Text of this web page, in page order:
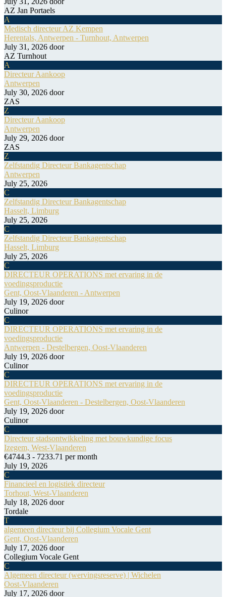
AZ Jan Portaels
A
Medisch directeur AZ Kempen
Herentals, Antwerpen - Turnhout, Antwerpen
July 31, 2026 door
AZ Turnhout
A
Directeur Aankoop
Antwerpen
July 30, 2026 door
ZAS
Z
Directeur Aankoop
Antwerpen
July 29, 2026 door
ZAS
Z
Zelfstandig Directeur Bankagentschap
Antwerpen
July 25, 2026
C
Zelfstandig Directeur Bankagentschap
Hasselt, Limburg
July 25, 2026
C
Zelfstandig Directeur Bankagentschap
Hasselt, Limburg
July 25, 2026
C
DIRECTEUR OPERATIONS met ervaring in de
voedingsproductie
Gent, Oost-Vlaanderen - Antwerpen
July 19, 2026 door
Culinor
C
DIRECTEUR OPERATIONS met ervaring in de
voedingsproductie
Antwerpen - Destelbergen, Oost-Vlaanderen
July 19, 2026 door
Culinor
C
DIRECTEUR OPERATIONS met ervaring in de
voedingsproductie
Gent, Oost-Vlaanderen - Destelbergen, Oost-Vlaanderen
July 19, 2026 door
Culinor
C
Directeur stadsontwikkeling met bouwkundige focus
Izegem, West-Vlaanderen
€4744.3 - 7233.71 per month
July 19, 2026
C
Financieel en logistiek directeur
Torhout, West-Vlaanderen
July 18, 2026 door
Tordale
T
algemeen directeur bij Collegium Vocale Gent
Gent, Oost-Vlaanderen
July 17, 2026 door
Collegium Vocale Gent
C
Algemeen directeur (wervingsreserve) | Wichelen
Oost-Vlaanderen
July 17, 2026 door